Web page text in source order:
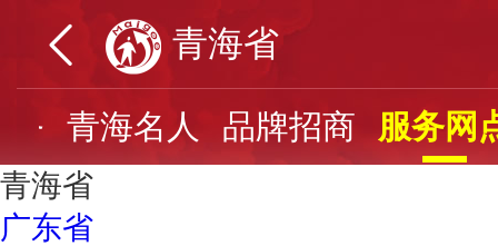
青海省
务 青海名人 品牌招商 服务网
青海省
广东省